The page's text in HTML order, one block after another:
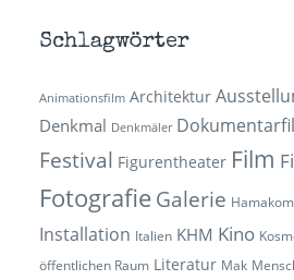
Schlagwörter
Animationsfilm Architektur
Denkmal Denkmäler
Festival Figurentheater Film
Fotografie Galerie Hamakom
Installation Italien KHM Kino
öffentlichen Raum Literatur Mak